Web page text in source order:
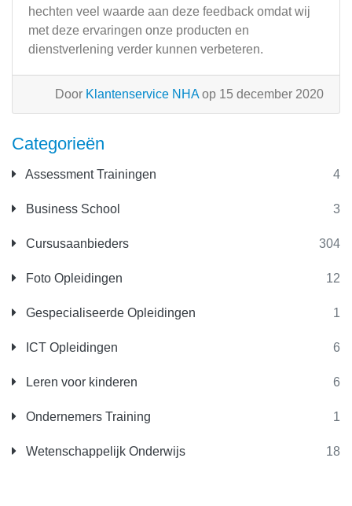
Categorieën
Assessment Trainingen 4
Business School 3
Cursusaanbieders 304
Foto Opleidingen 12
Gespecialiseerde Opleidingen 1
ICT Opleidingen 6
Leren voor kinderen 6
Ondernemers Training 1
Wetenschappelijk Onderwijs 18
hechten veel waarde aan deze feedback omdat wij
met deze ervaringen onze producten en
dienstverlening verder kunnen verbeteren.
Door Klantenservice NHAop 15 december 2020